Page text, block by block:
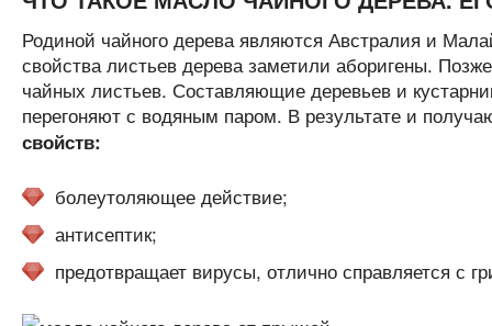
Родиной чайного дерева являются Австралия и
свойства листьев дерева заметили аборигены.
чайных листьев. Составляющие деревьев и
перегоняют с водяным паром. В результате и
свойств:
болеутоляющее действие;
антисептик;
предотвращает вирусы, отлично справляется с